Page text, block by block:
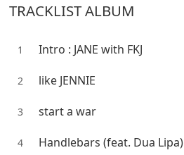
TRACKLIST ALBUM
1 Intro : JANE with FKJ
2 like JENNIE
3 start a war
4 Handlebars (feat. Dua Lipa)